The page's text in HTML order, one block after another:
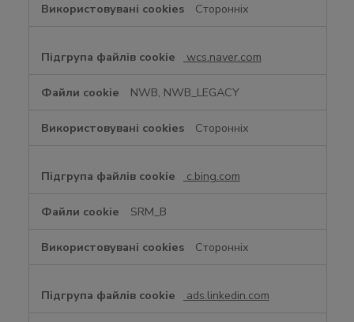
Сторонніх
wcs.naver.com
NWB, NWB_LEGACY
Сторонніх
c.bing.com
SRM_B
Сторонніх
ads.linkedin.com